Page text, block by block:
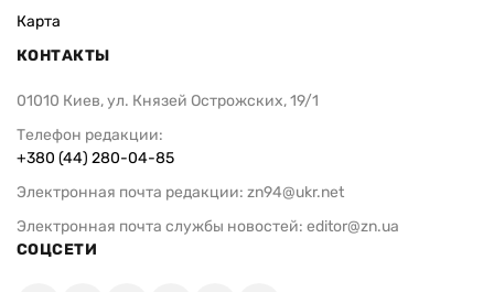
Карта
КОНТАКТЫ
01010 Киев, ул. Князей Острожских, 19/1
Телефон редакции:
+380 (44) 280-04-85
Электронная почта редакции: zn94@ukr.net
Электронная почта службы новостей: editor@zn.ua
СОЦСЕТИ